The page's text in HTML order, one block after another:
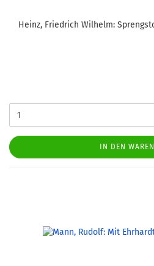
Heinz, Friedrich Wilhelm:
IN DEN